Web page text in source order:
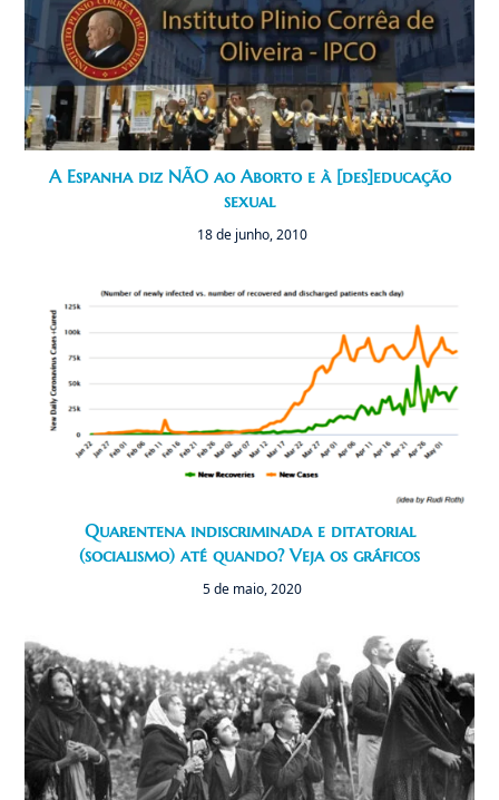
A Espanha diz NÃO ao Aborto e à [des]educação
sexual
18 de junho, 2010
Quarentena indiscriminada e ditatorial
(socialismo) até quando? Veja os gráficos
5 de maio, 2020